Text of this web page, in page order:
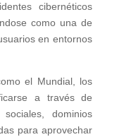
cibernéticos
como una de
en entornos
el Mundial, los
a través de
dominios
para aprovechar